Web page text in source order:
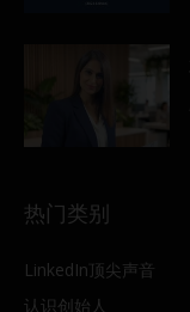
热门类别
LinkedIn顶尖声音
认识创始人